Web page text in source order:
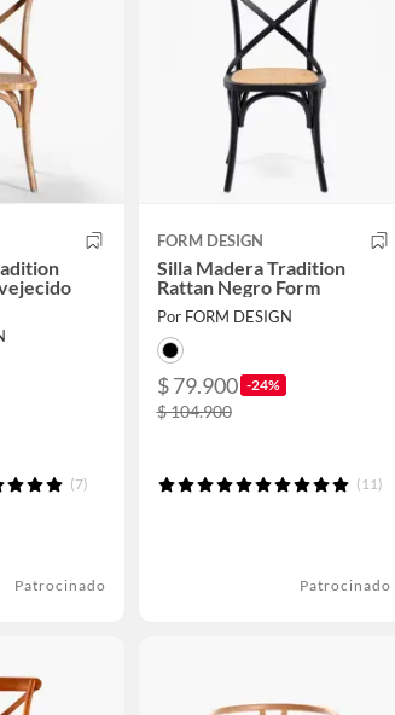
(7)
Patrocinado
FORM DESIGN
Silla Madera Tradition
Rattan Negro Form
Por FORM DESIGN
$ 79.900 -24%
$ 104.900
(11)
Patrocinado